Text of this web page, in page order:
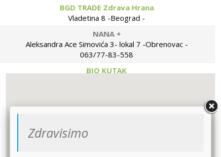
BGD TRADE Zdrava Hrana
Vladetina 8 -Beograd -
NANA +
Aleksandra Ace Simovića 3- lokal 7 -Obrenovac -
063/77-83-558
BIO KUTAK
Cara Nikolaja II 90-Beograd -
Zdravisimo